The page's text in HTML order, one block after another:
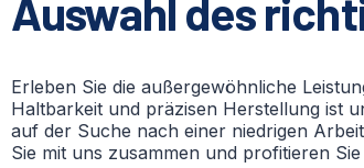
Auswahl des
Erleben Sie die außergewöhnliche
Haltbarkeit und präzisen Herstellung ist
auf der Suche nach einer niedrigen
Sie mit uns zusammen und profitieren